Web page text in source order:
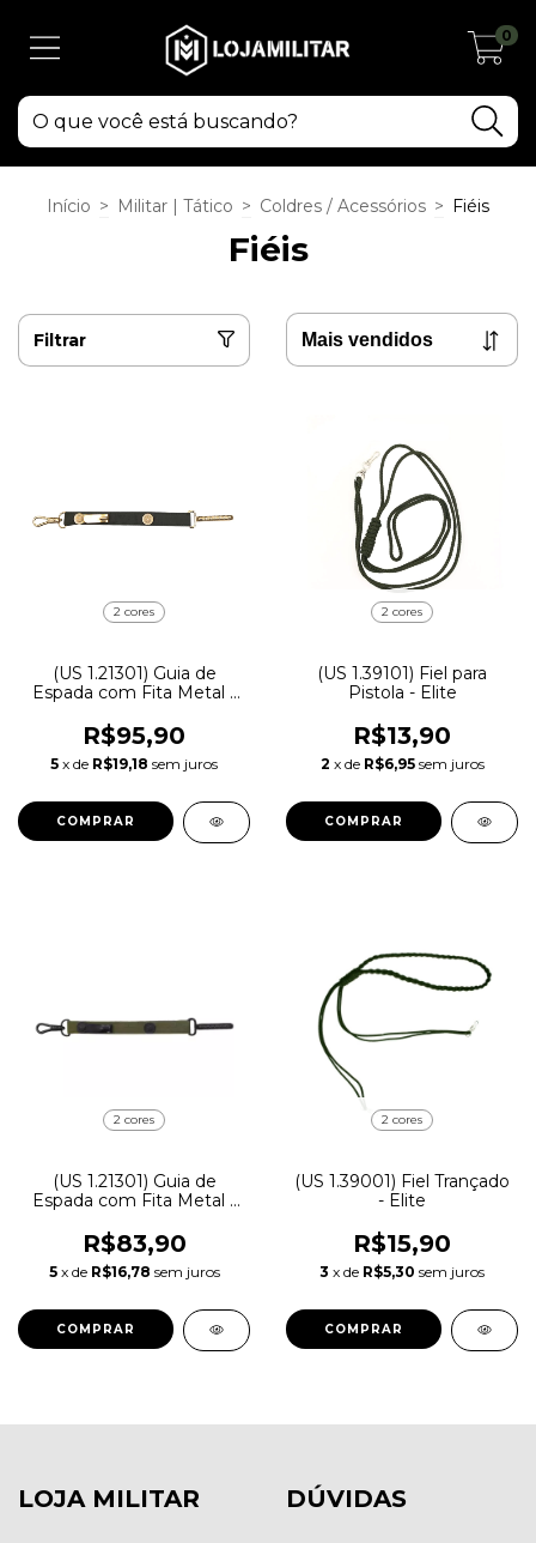
0
Início > Militar | Tático > Coldres / Acessórios > Fiéis
Fiéis
Filtrar
2 cores
(US 1.21301) Guia de
Espada com Fita Metal |
R$95,90
5 x de R$19,18 sem juros
COMPRAR
2 cores
(US 1.39101) Fiel para
Pistola - Elite
R$13,90
2 x de R$6,95 sem juros
COMPRAR
2 cores
(US 1.21301) Guia de
Espada com Fita Metal |
R$83,90
5 x de R$16,78 sem juros
COMPRAR
2 cores
(US 1.39001) Fiel Trançado
- Elite
R$15,90
3 x de R$5,30 sem juros
COMPRAR
LOJA MILITAR DÚVIDAS